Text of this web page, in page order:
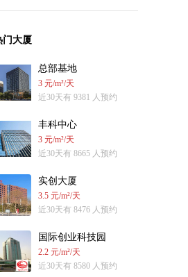
门大厦
总部基地
3 元/m²/天
近30天有 9381 人预约
丰科中心
3 元/m²/天
近30天有 8665 人预约
实创大厦
3.5 元/m²/天
近30天有 8476 人预约
国际创业科技园
2.2 元/m²/天
近30天有 8580 人预约